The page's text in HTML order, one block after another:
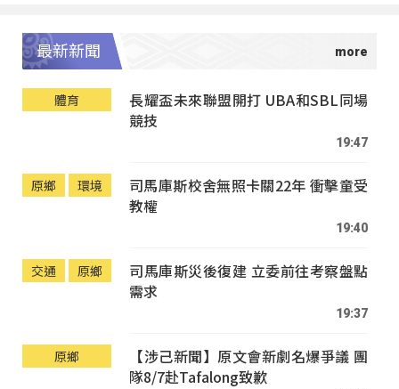
最新新聞
體育
長耀盃未來聯盟開打 UBA和SBL同場
競技
19:47
原鄉 環境
司馬庫斯校舍無照卡關22年 衝擊童受
教權
19:40
交通 原鄉
司馬庫斯災後復建 立委前往考察盤點
需求
19:37
原鄉
【涉己新聞】原文會新劇名爆爭議 團
隊8/7赴Tafalong致歉